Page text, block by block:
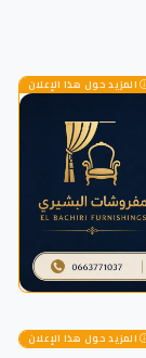
المزيد حول هذا الإعلان
المزيد حول هذا الإعلان